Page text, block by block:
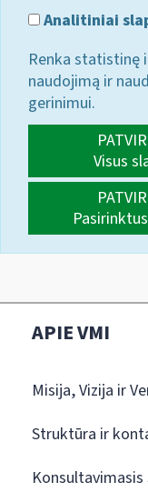
Analitiniai
Renka statistinę
naudojimą ir
gerinimui.
Visus
APIE VMI
Misija, Vizija ir
Struktūra ir